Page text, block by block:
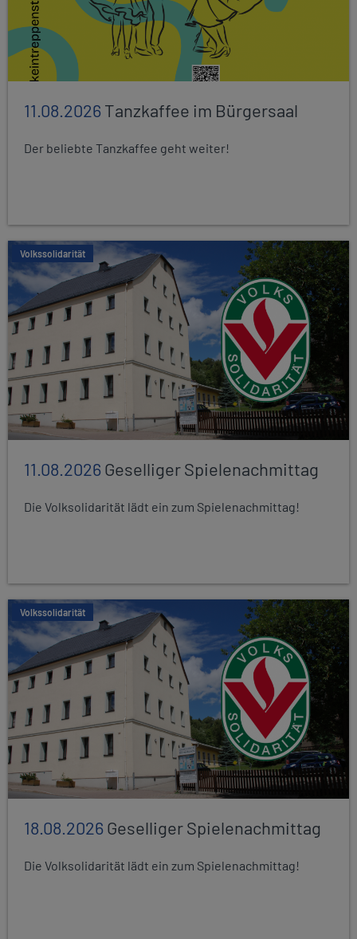
11.08.2026Tanzkaffee im Bürgersaal
Der beliebte Tanzkaffee geht weiter!
Volkssolidarität
11.08.2026Geselliger Spielenachmittag
Die Volksolidarität lädt ein zum Spielenachmittag!
Volkssolidarität
18.08.2026Geselliger Spielenachmittag
Die Volksolidarität lädt ein zum Spielenachmittag!